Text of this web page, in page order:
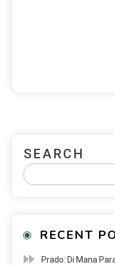
SEARCH
RECENT
Prado: Di Mana